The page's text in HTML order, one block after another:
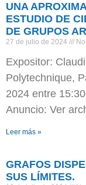
UNA
ESTUDIO DE
DE GRUPOS
27 de julio de 2024
Expositor:
Polytechnique,
2024 entre
Anuncio: Ver
Leer más »
GRAFOS
SUS LÍMITES.